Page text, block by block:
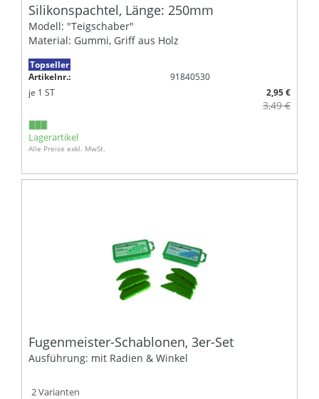
Silikonspachtel, Länge: 250mm
Modell: "Teigschaber"
Material: Gummi, Griff aus Holz
Topseller
Artikelnr.:
91840530
je 1 ST 2,95 €
3,49 €
Lagerartikel
Alle Preise exkl. MwSt.
Fugenmeister-Schablonen, 3er-Set
Ausführung: mit Radien & Winkel
2 Varianten